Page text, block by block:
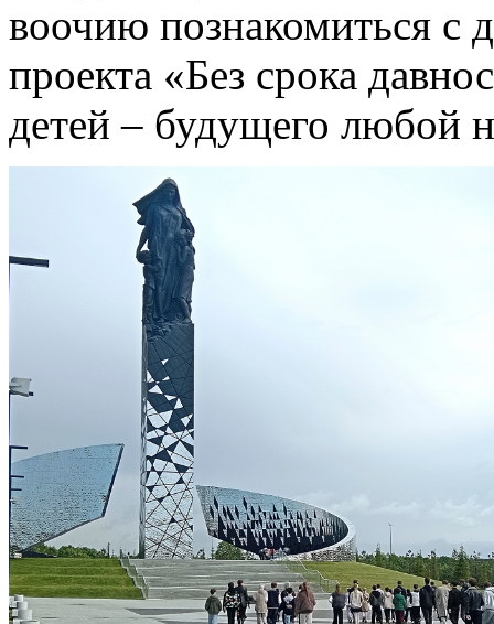
воочию познакомиться с
проекта «Без срока
детей – будущего любой